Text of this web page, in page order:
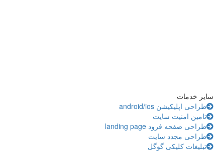
سایر خدمات
طراحی اپلیکیشن android/ios
تامین امنیت سایت
طراحی صفحه فرود landing page
طراحی مجدد سایت
تبلیغات کلیکی گوگل